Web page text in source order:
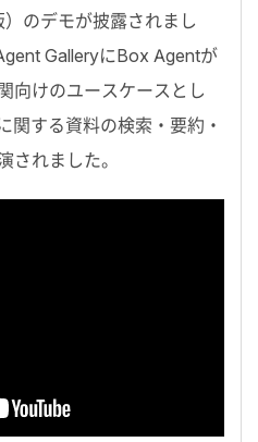
）のデモが披露されまし
GalleryにBox Agentが
向けのユースケースとし
関する資料の検索・要約・
されました。